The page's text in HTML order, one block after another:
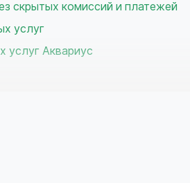
скрытых комиссий и платежей
услуг
услуг Аквариус